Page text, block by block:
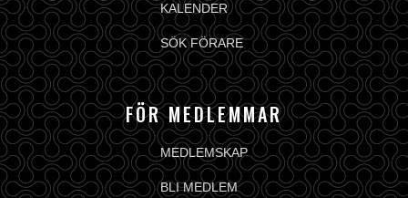
KALENDER
SÖK FÖRARE
FÖR MEDLEMMAR
MEDLEMSKAP
BLI MEDLEM